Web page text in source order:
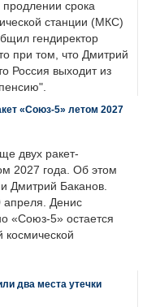
продлении срока
станции (МКС)
гендиректор
при том, что Дмитрий
Россия выходит из
«Союз-5» летом 2027
двух ракет-
2027 года. Об этом
Дмитрий Баканов.
апреля. Денис
«Союз-5» остается
космической
два места утечки